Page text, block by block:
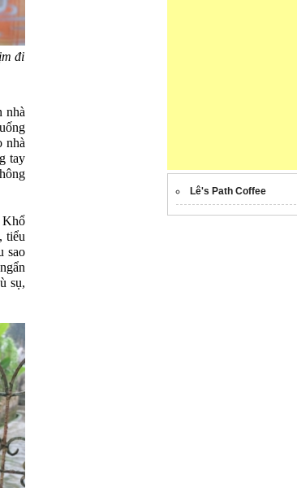
đi
nhà
nhà
tay
Khổ
tiểu
sao
sụ,
Lê's Path Coffee